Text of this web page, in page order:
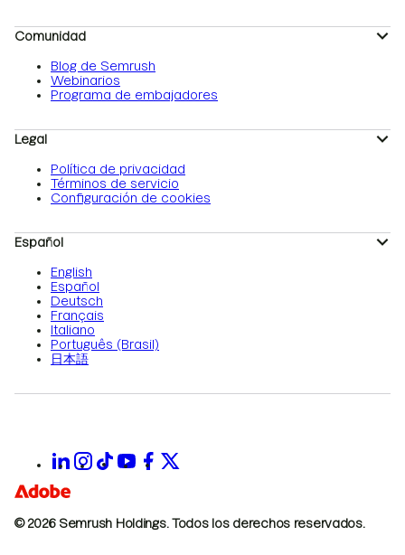
Comunidad
Blog de Semrush
Webinarios
Programa de embajadores
Legal
Política de privacidad
Términos de servicio
Configuración de cookies
Español
English
Español
Deutsch
Français
Italiano
Português (Brasil)
日本語
© 2026 Semrush Holdings. Todos los derechos reservados.